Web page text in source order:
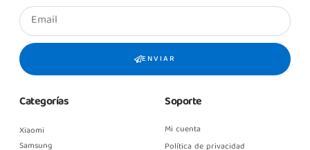
ENVIAR
Categorías
Xiaomi
Samsung
Soporte
Mi cuenta
Política de privacidad